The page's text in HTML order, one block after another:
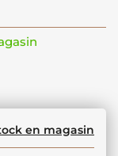
en magasin